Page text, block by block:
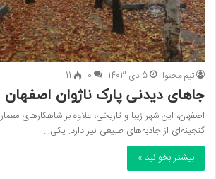
تیم محتوا 5 دی 1403 0
11
جاهای دیدنی پارک ناژوان اصفهان
اصفهان، این شهر زیبا و تاریخی، علاوه بر شاهکارهای
گنجینه‌ای از جاذبه‌های طبیعی نیز دارد. یکی…
بیشتر بخوانید »